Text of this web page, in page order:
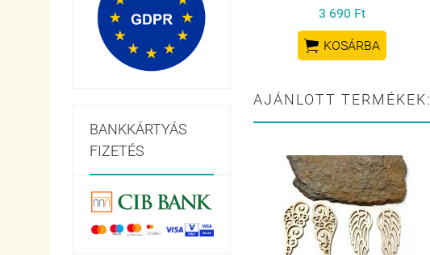
BANKKÁRTYÁS
FIZETÉS
3 690 Ft
 KOSÁRBA
AJÁNLOTT TERMÉKEK: